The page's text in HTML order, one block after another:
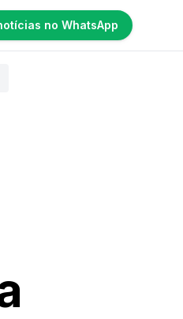
no WhatsApp